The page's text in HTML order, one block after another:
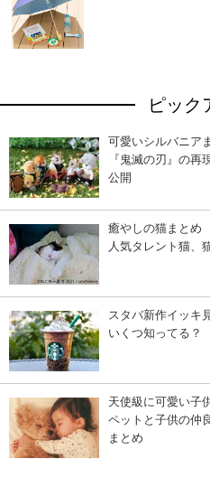
ピック
可愛いシルバニア
『鬼滅の刃』の
公開
癒やしの猫まとめ
人気タレント猫、
スタバ新作イッキ
いくつ知ってる
天使級に可愛い子
ペットと子供の仲
まとめ